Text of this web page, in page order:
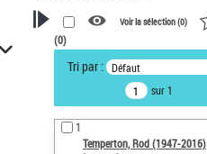
VOTRE RECHERCHE
Recherche avancée dans les
notices d’autorité
Œuvres liées à l'auteur :
Temperton, Rod (1947-2016)
Voir la sélection (0)
(0)
Tri par : Défaut
sur 1
1
Temperton, Rod (1947-2016)